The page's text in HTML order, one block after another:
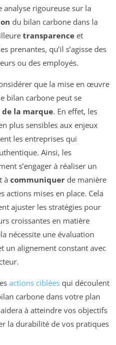
analyse rigoureuse sur la
du bilan carbone dans la
transparence et
prenantes, qu’il s’agisse des
ou des employés.
que la mise en œuvre
bilan carbone peut se
la marque. En effet, les
plus sensibles aux enjeux
les entreprises qui
Ainsi, les
s’engager à réaliser un
à communiquer de manière
actions mises en place. Cela
ajuster les stratégies pour
croissantes en matière
nécessite une évaluation
un alignement constant avec
actions ciblées qui découlent
carbone dans votre plan
à atteindre vos objectifs
la durabilité de vos pratiques